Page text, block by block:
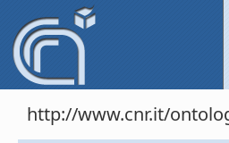
http://www.cnr.it/